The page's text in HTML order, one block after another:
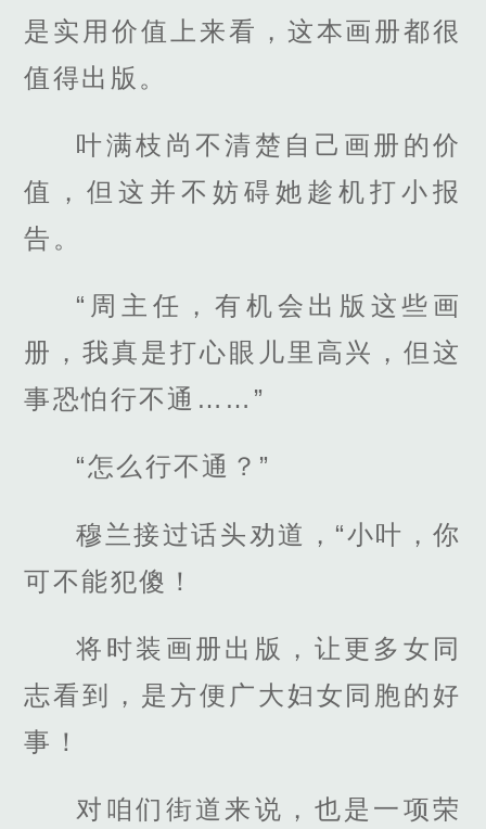
是实用价值上来看，这本画册都很
值得出版。
叶满枝尚不清楚自己画册的价
值，但这并不妨碍她趁机打小报
告。
“周主任，有机会出版这些画
册，我真是打心眼儿里高兴，但这
事恐怕行不通……”
“怎么行不通？”
穆兰接过话头劝道，“小叶，你
可不能犯傻！
将时装画册出版，让更多女同
志看到，是方便广大妇女同胞的好
事！
对咱们街道来说，也是一项荣